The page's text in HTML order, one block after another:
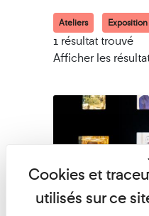
Ateliers
1 résultat trouvé
Afficher les